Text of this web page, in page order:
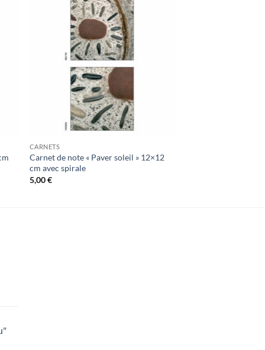
CARNETS
Carnet de note « Paver soleil » 12×12
cm avec spirale
5,00€
:
€